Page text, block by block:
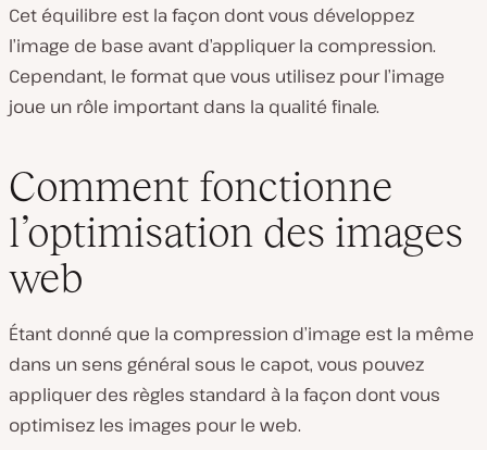
Cet équilibre est la façon dont vous développez
l’image de base avant d’appliquer la compression.
Cependant, le format que vous utilisez pour l’image
joue un rôle important dans la qualité finale.
Comment fonctionne
l’optimisation des images
web
Étant donné que la compression d’image est la même
dans un sens général sous le capot, vous pouvez
appliquer des règles standard à la façon dont vous
optimisez les images pour le web.